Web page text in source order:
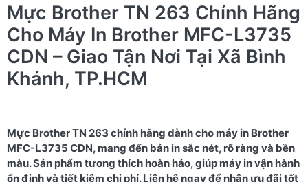
Mực Brother TN 263 Chính Hãng
Cho Máy In Brother MFC-L3735
CDN – Giao Tận Nơi Tại Xã Bình
Khánh, TP.HCM
Mực Brother TN 263 chính hãng dành cho máy in Brother
MFC-L3735 CDN, mang đến bản in sắc nét, rõ ràng và bền
màu. Sản phẩm tương thích hoàn hảo, giúp máy in vận hành
ổn định và tiết kiệm chi phí. Liên hệ ngay để nhận ưu đãi tốt